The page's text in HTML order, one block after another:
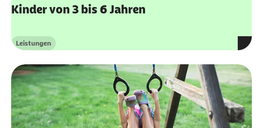
Kinder von 3 bis 6 Jahren
Kategorie
Leistungen